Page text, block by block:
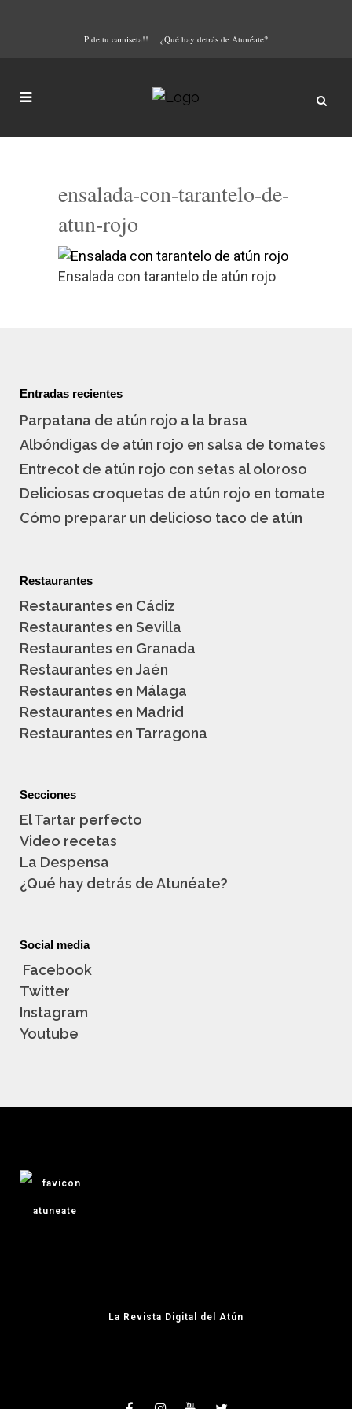
Pide tu camiseta!! ¿Qué hay detrás de Atunéate?
ensalada-con-tarantelo-de-
atun-rojo
Ensalada con tarantelo de atún rojo
Entradas recientes
Parpatana de atún rojo a la brasa
Albóndigas de atún rojo en salsa de tomates
Entrecot de atún rojo con setas al oloroso
Deliciosas croquetas de atún rojo en tomate
Cómo preparar un delicioso taco de atún
Restaurantes
Restaurantes en Cádiz
Restaurantes en Sevilla
Restaurantes en Granada
Restaurantes en Jaén
Restaurantes en Málaga
Restaurantes en Madrid
Restaurantes en Tarragona
Secciones
El Tartar perfecto
Video recetas
La Despensa
¿Qué hay detrás de Atunéate?
Social media
Facebook
Twitter
Instagram
Youtube
La Revista Digital del Atún